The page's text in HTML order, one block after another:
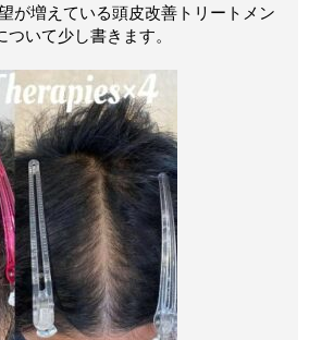
が増えている頭皮改善トリートメン
ついて少し書きます。